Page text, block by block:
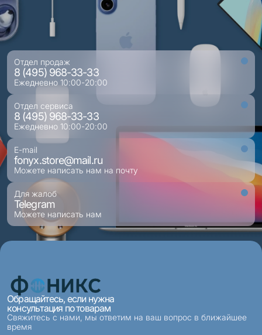
Отдел продаж
8 (495) 968-33-33
Ежедневно 10:00-20:00
Отдел сервиса
8 (495) 968-33-33
Ежедневно 10:00-20:00
E-mail
fonyx.store@mail.ru
Можете написать нам на почту
Для жалоб
Telegram
Можете написать нам
Обращайтесь, если нужна
консультация по товарам
Свяжитесь с нами, мы ответим на ваш вопрос в ближайшее
время